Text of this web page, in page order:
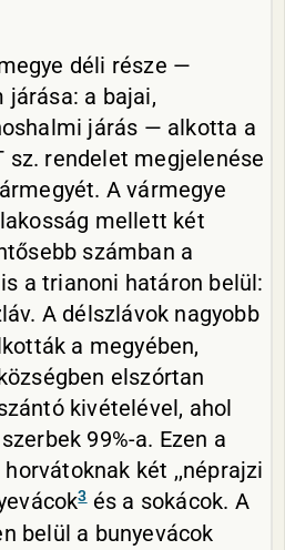
déli része —
járása: a bajai,
járás — alkotta a
rendelet megjelenése
A vármegye
mellett két
számban a
a trianoni határon belül:
A délszlávok nagyobb
a megyében,
elszórtan
kivételével, ahol
99%-a. Ezen a
két ,,néprajzi
3és a sokácok. A
belül a bunyevácok